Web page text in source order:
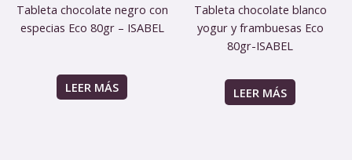
Tableta chocolate negro con
especias Eco 80gr – ISABEL
LEER MÁS
Tableta chocolate blanco
yogur y frambuesas Eco
80gr-ISABEL
LEER MÁS